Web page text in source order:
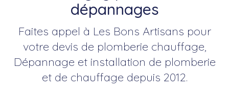
dépannages
Faites appel à Les Bons Artisans pour
votre devis de plomberie chauffage,
Dépannage et installation de plomberie
et de chauffage depuis 2012.